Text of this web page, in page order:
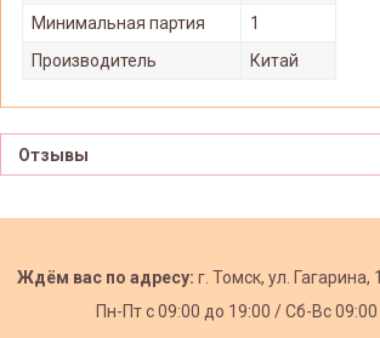
Минимальная партия
1
Производитель
Китай
Отзывы
Ждём вас по адресу: г. Томск, ул. Гагарина,
Пн-Пт с09:00 до 19:00 /Сб-Вс